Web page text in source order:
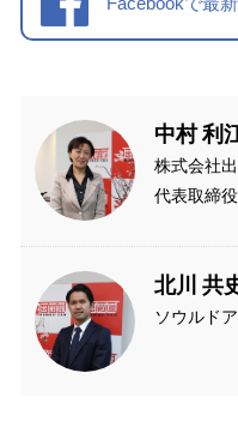
中村 利
株式会社
代表取締
北川 共
ソウルド